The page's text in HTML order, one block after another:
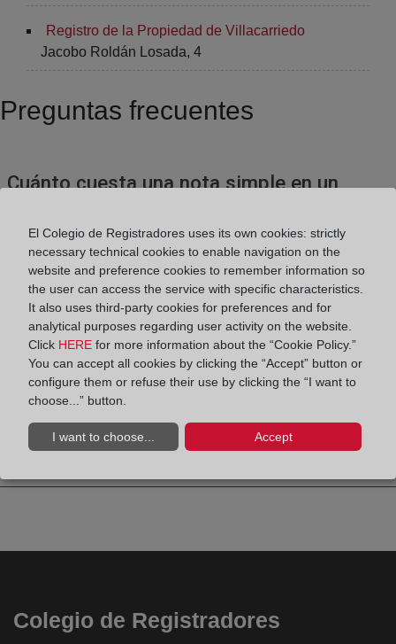
Registro de la Propiedad de Villacarriedo
Jacobo Roldán Losada, 4
Preguntas frecuentes
Cuánto cuesta una nota simple en un
Donde pedir una nota simple
¿Cuál es el contenido de una nota simple
o una certificación?
¿Cómo se inscribe una cancelación de
hipoteca?
Colegio de Registradores
El Colegio de Registradores uses its own cookies: strictly
necessary technical cookies to enable navigation on the
website and preference cookies to remember information so
the user can access the service with specific characteristics.
It also uses third-party cookies for preferences and for
analytical purposes regarding user activity on the website.
Click HERE for more information about the “Cookie Policy.”
You can accept all cookies by clicking the “Accept” button or
configure them or refuse their use by clicking the “I want to
choose...” button.
I want to choose... Accept